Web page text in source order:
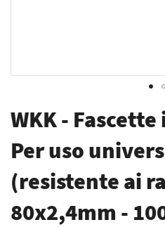
all'inizio
della
galleria
di
immagini
WKK -
Per uso
(resistente ai
80x2,4mm -